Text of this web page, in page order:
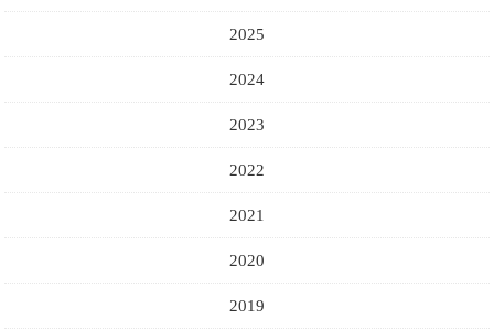
2025
2024
2023
2022
2021
2020
2019